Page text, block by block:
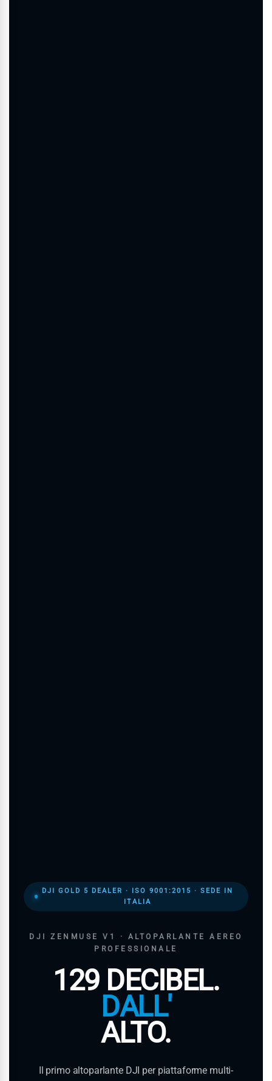
DJI GOLD 5 DEALER · ISO 9001:2015 · SEDE IN
ITALIA
DJI ZENMUSE V1 · ALTOPARLANTE AEREO
PROFESSIONALE
129 DECIBEL.
DALL'
ALTO.
Il primo altoparlante DJI per piattaforme multi-